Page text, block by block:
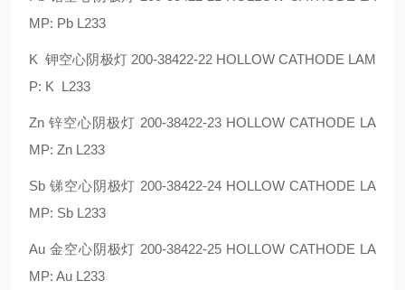
MP: Pb L233
K 钾空心阴极灯 200-38422-22 HOLLOW CATHODE LAM
P: K L233
Zn 锌空心阴极灯 200-38422-23 HOLLOW CATHODE LA
MP: Zn L233
Sb 锑空心阴极灯 200-38422-24 HOLLOW CATHODE LA
MP: Sb L233
Au 金空心阴极灯 200-38422-25 HOLLOW CATHODE LA
MP: Au L233